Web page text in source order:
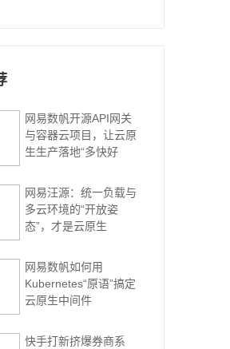
网易数帆开源API网关
与容器云项目，让云原
生生产落地“多快好
网易汪源：统一负载与
多云环境的“开放姿
态”，才是云原生
网易数帆如何用
Kubernetes“原语”搞定
云原生中间件
快手打新挤爆券商系